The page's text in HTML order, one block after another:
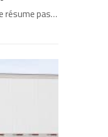
résume pas…